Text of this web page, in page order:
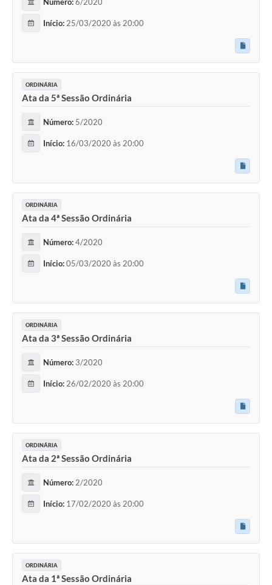
Início: 25/03/2020 às 20:00
ORDINÁRIA
Ata da 5ª Sessão Ordinária
Número: 5/2020
Início: 16/03/2020 às 20:00
ORDINÁRIA
Ata da 4ª Sessão Ordinária
Número:4/2020
Início:05/03/2020 às 20:00
ORDINÁRIA
Ata da 3ª Sessão Ordinária
Número: 3/2020
Início: 26/02/2020 às 20:00
ORDINÁRIA
Ata da 2ª Sessão Ordinária
Número: 2/2020
Início: 17/02/2020 às 20:00
ORDINÁRIA
Ata da 1ª Sessão Ordinária